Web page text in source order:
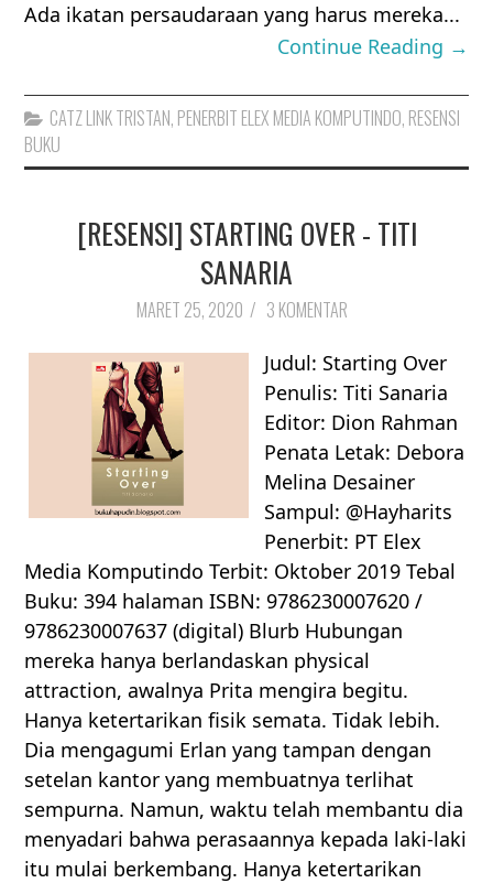
Ada ikatan persaudaraan yang harus mereka...
Continue Reading →
CATZ LINK TRISTAN, PENERBIT ELEX MEDIA KOMPUTINDO, RESENSI
BUKU
[RESENSI] STARTING OVER - TITI
SANARIA
MARET 25, 2020 / 3 KOMENTAR
Judul: Starting Over
Penulis: Titi Sanaria
Editor: Dion Rahman
Penata Letak: Debora
Melina Desainer
Sampul: @Hayharits
Penerbit: PT Elex
Media Komputindo Terbit: Oktober 2019 Tebal
Buku: 394 halaman ISBN: 9786230007620 /
9786230007637 (digital) Blurb Hubungan
mereka hanya berlandaskan physical
attraction, awalnya Prita mengira begitu.
Hanya ketertarikan fisik semata. Tidak lebih.
Dia mengagumi Erlan yang tampan dengan
setelan kantor yang membuatnya terlihat
sempurna. Namun, waktu telah membantu dia
menyadari bahwa perasaannya kepada laki-laki
itu mulai berkembang. Hanya ketertarikan